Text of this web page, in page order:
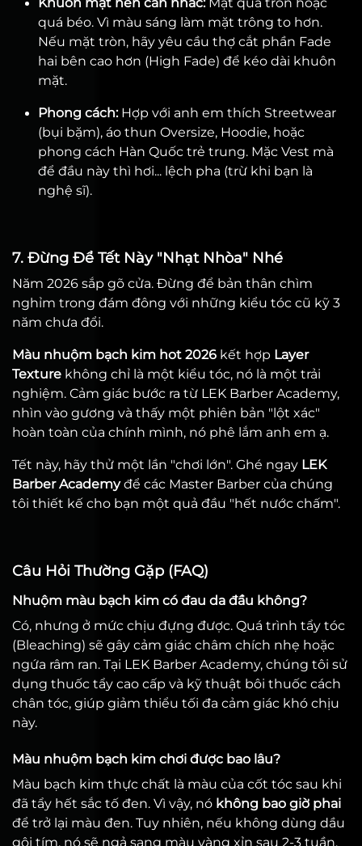
quá béo. Vì màu sáng làm mặt trông to hơn.
Nếu mặt tròn, hãy yêu cầu thợ cắt phần Fade
hai bên cao hơn (High Fade) để kéo dài khuôn
mặt.
Phong cách:Hợp với anh em thích Streetwear
(bụi bặm), áo thun Oversize, Hoodie, hoặc
phong cách Hàn Quốc trẻ trung. Mặc Vest mà
để đầu này thì hơi... lệch pha (trừ khi bạn là
nghệ sĩ).
7. Đừng Để Tết Này "Nhạt Nhòa" Nhé
Năm 2026 sắp gõ cửa. Đừng để bản thân chìm
nghỉm trong đám đông với những kiểu tóc cũ kỹ 3
năm chưa đổi.
Màu nhuộm bạch kim hot 2026 kết hợp Layer
Texture không chỉ là một kiểu tóc, nó là một trải
nghiệm. Cảm giác bước ra từ LEK Barber Academy,
nhìn vào gương và thấy một phiên bản "lột xác"
hoàn toàn của chính mình, nó phê lắm anh em ạ.
Tết này, hãy thử một lần "chơi lớn". Ghé ngay LEK
Barber Academyđể các Master Barber của chúng
tôi thiết kế cho bạn một quả đầu "hết nước chấm".
Câu Hỏi Thường Gặp (FAQ)
Nhuộm màu bạch kim có đau da đầu không?
Có, nhưng ở mức chịu đựng được. Quá trình tẩy tóc
(Bleaching) sẽ gây cảm giác châm chích nhẹ hoặc
ngứa râm ran. Tại LEK Barber Academy, chúng tôi sử
dụng thuốc tẩy cao cấp và kỹ thuật bôi thuốc cách
chân tóc, giúp giảm thiểu tối đa cảm giác khó chịu
này.
Màu nhuộm bạch kim chơi được bao lâu?
Màu bạch kim thực chất là màu của cốt tóc sau khi
đã tẩy hết sắc tố đen. Vì vậy, nó không bao giờ phai
để trở lại màu đen. Tuy nhiên, nếu không dùng dầu
gội tím, nó sẽ ngả sang màu vàng xỉn sau 2-3 tuần.